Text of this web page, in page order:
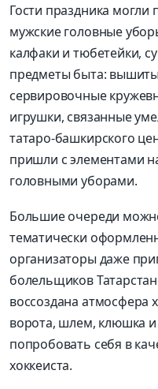
Гости праздника могли
мужские головные
калфаки и тюбетейки,
предметы быта:
сервировочные
игрушки, связанные
татаро-башкирского
пришли с элементами
головными уборами.
Большие очереди
тематически
организаторы даже
болельщиков
воссоздана атмосфера
ворота, шлем, клюшка
попробовать себя в
хоккеиста.